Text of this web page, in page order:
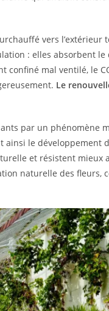
vers
: elles absorbent le
confiné mal ventilé, le
Le
par un phénomène
ainsi le développement
et résistent mieux
naturelle des fleurs,